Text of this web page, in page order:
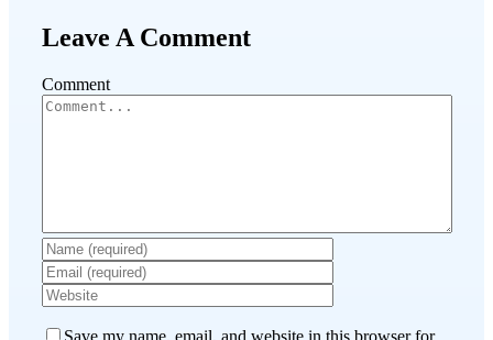
Leave A Comment
Comment